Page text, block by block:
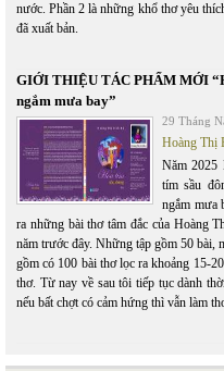
nước. Phần 2 là những khổ thơ yêu
đã xuất bản.
GIỚI THIỆU TÁC PHẨM MỚI
ngắm mưa bay”
29 Tháng
Hoàng Thị
Năm 2025
tím sầu
ngắm mưa
ra những bài thơ tâm đắc của Hoàng
năm trước đây. Những tập gồm 50 bài,
gồm có 100 bài thơ lọc ra khoảng 15-
thơ. Từ nay về sau tôi tiếp tục dành
nếu bất chợt có cảm hứng thì vẫn làm